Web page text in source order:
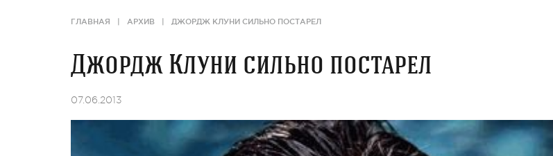
ГЛАВНАЯ АРХИВ ДЖОРДЖ КЛУНИ СИЛЬНО ПОСТАРЕЛ
Джордж Клуни сильно постарел
07.06.2013